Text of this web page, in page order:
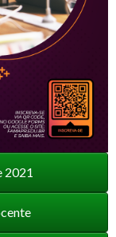
2021